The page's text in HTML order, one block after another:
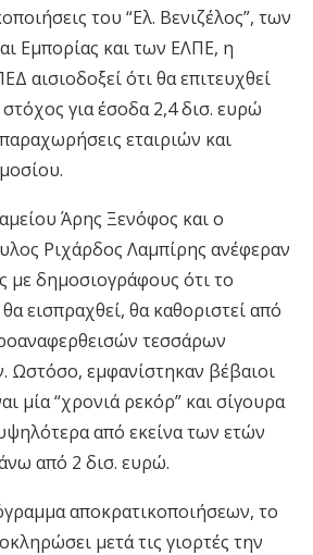
του “Ελ. Βενιζέλος”, των
Εμπορίας και των ΕΛΠΕ, η
αισιοδοξεί ότι θα επιτευχθεί
για έσοδα 2,4 δισ. ευρώ
εταιριών και
Άρης Ξενόφος και ο
Ριχάρδος Λαμπίρης ανέφεραν
με δημοσιογράφους ότι το
εισπραχθεί, θα καθοριστεί από
τεσσάρων
Ωστόσο, εμφανίστηκαν βέβαιοι
μία “χρονιά ρεκόρ” και σίγουρα
από εκείνα των ετών
από 2 δισ. ευρώ.
αποκρατικοποιήσεων, το
μετά τις γιορτές την